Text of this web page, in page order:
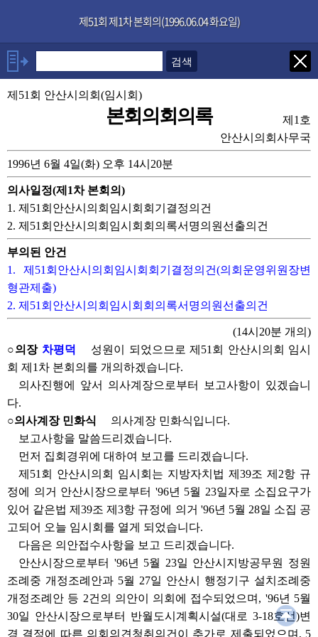
제51회 제1차 본회의(1996.06.04 화요일)
×
발언자
의장 차평덕
선택취소
안건
부록
제51회 안산시의회(임시회)
본회의회의록
제1호
안산시의회사무국
1996년 6월 4일(화) 오후 14시20분
의사일정(제1차 본회의)
1. 제51회안산시의회임시회회기결정의건
2. 제51회안산시의회임시회회의록서명의원선출의건
부의된 안건
1. 제51회안산시의회임시회회기결정의건(의회운영위원장변
형관제출)
2. 제51회안산시의회임시회회의록서명의원선출의건
(14시20분 개의)
○의장 차평덕
성원이 되었으므로 제51회 안산시의회 임시
회 제1차 본회의를 개의하겠습니다.
의사진행에 앞서 의사계장으로부터 보고사항이 있겠습니
다.
○의사계장 민화식
의사계장 민화식입니다.
보고사항을 말씀드리겠습니다.
먼저 집회경위에 대하여 보고를 드리겠습니다.
제51회 안산시의회 임시회는 지방자치법 제39조 제2항 규
정에 의거 안산시장으로부터 '96년 5월 23일자로 소집요구가
있어 같은법 제39조 제3항 규정에 의거 '96년 5월 28일 소집 공
고되어 오늘 임시회를 열게 되었습니다.
다음은 의안접수사항을 보고 드리겠습니다.
안산시장으로부터 '96년 5월 23일 안산시지방공무원 정원
조례중 개정조례안과 5월 27일 안산시 행정기구 설치조례중
개정조례안 등 2건의 의안이 의회에 접수되었으며, '96년 5월
30일 안산시장으로부터 반월도시계획시설(대로 3-18호선)변
경 결정에 따른 의회의견청취의건이 추가로 제출되었으며, 5